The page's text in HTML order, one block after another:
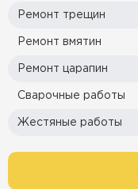
Ремонт трещин
Ремонт вмятин
Ремонт царапин
Сварочные работы
Жестяные работы